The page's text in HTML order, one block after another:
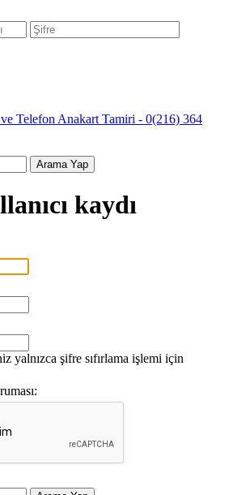
kaydı
yalnızca şifre sıfırlama işlemi için